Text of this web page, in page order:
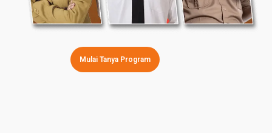
Mulai Tanya Program